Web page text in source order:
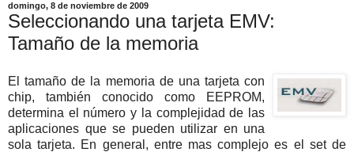
domingo, 8 de noviembre de 2009
Seleccionando una tarjeta EMV:
Tamaño de la memoria
El tamaño de la memoria de una tarjeta con
chip, también conocido como EEPROM,
determina el número y la complejidad de las
aplicaciones que se pueden utilizar en una
sola tarjeta. En general, entre mas complejo es el set de